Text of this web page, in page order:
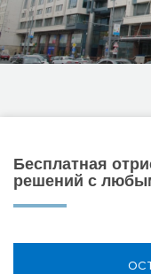
Бесплатная
решений с